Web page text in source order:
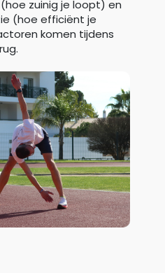
zuinig je loopt) en
(hoe efficiënt je
komen tijdens